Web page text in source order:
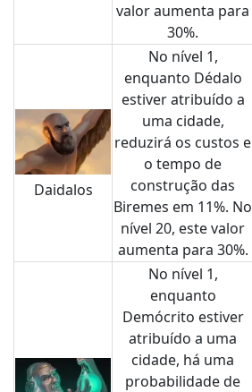
valor aumenta para
30%.
Daidalos
No nível 1,
enquanto Dédalo
estiver atribuído a
uma cidade,
reduzirá os custos e
o tempo de
construção das
Biremes em 11%. No
nível 20, este valor
aumenta para 30%.
No nível 1,
enquanto
Demócrito estiver
atribuído a uma
cidade, há uma
probabilidade de